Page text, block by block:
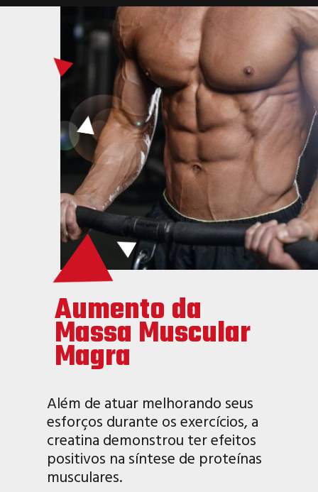
Além de atuar melhorando seus
esforços durante os exercícios, a
creatina demonstrou ter efeitos
positivos na síntese de proteínas
musculares.
Aumento da
Massa Muscular
Magra